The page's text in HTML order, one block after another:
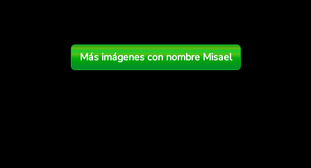
Más imágenes con nombre Misael